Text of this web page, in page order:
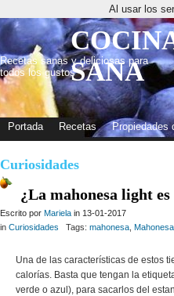
SANA
Recetas sanas y deliciosas para
todos los gustos
Portada Recetas Propiedades
Curiosidades
¿La mahonesa light
Escrito por Mariela in 13-01-2017
in Curiosidades Tags: mahonesa
Una de las características de estos
calorías. Basta que tengan la
verde o azul), para sacarlos del
Al usar los